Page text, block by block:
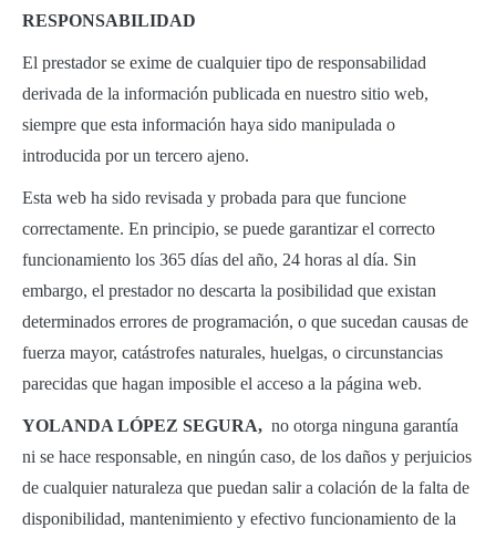
RESPONSABILIDAD
El prestador se exime de cualquier tipo de responsabilidad
derivada de la información publicada en nuestro sitio web,
siempre que esta información haya sido manipulada o
introducida por un tercero ajeno.
Esta web ha sido revisada y probada para que funcione
correctamente. En principio, se puede garantizar el correcto
funcionamiento los 365 días del año, 24 horas al día. Sin
embargo, el prestador no descarta la posibilidad que existan
determinados errores de programación, o que sucedan causas de
fuerza mayor, catástrofes naturales, huelgas, o circunstancias
parecidas que hagan imposible el acceso a la página web.
YOLANDA LÓPEZ SEGURA, no otorga ninguna garantía
ni se hace responsable, en ningún caso, de los daños y perjuicios
de cualquier naturaleza que puedan salir a colación de la falta de
disponibilidad, mantenimiento y efectivo funcionamiento de la